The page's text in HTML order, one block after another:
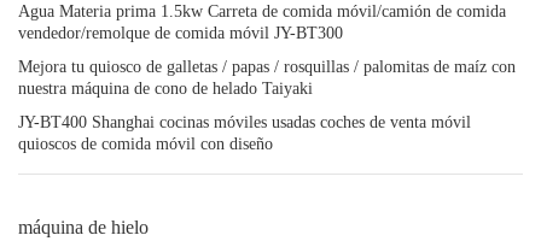
Agua Materia prima 1.5kw Carreta de comida móvil/camión de comida
vendedor/remolque de comida móvil JY-BT300
Mejora tu quiosco de galletas / papas / rosquillas / palomitas de maíz con
nuestra máquina de cono de helado Taiyaki
JY-BT400 Shanghai cocinas móviles usadas coches de venta móvil
quioscos de comida móvil con diseño
máquina de hielo